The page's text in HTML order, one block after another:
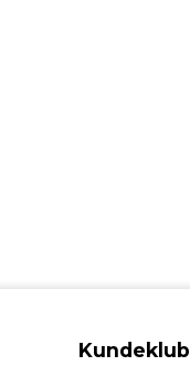
Kundeklub